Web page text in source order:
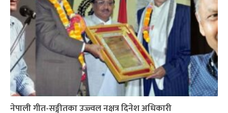
नेपाली गीत-सङ्गीतका उज्ज्वल नक्षत्र दिनेश अधिकारी